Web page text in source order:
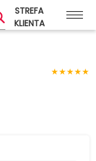
STREFA
KLIENTA
★
★
★
★
★